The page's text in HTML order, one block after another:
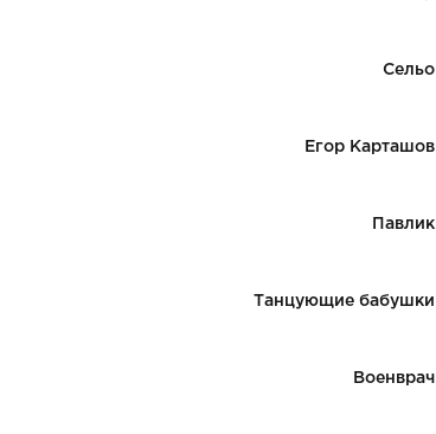
Сельо
Егор Карташов
Павлик
Танцующие бабушки
Военврач